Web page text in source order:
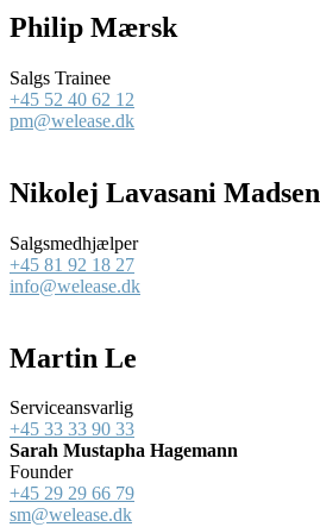
Philip Mærsk
Salgs Trainee
+45 52 40 62 12
pm@welease.dk
Nikolej Lavasani Madsen
Salgsmedhjælper
+45 81 92 18 27
info@welease.dk
Martin Le
Serviceansvarlig
+45 33 33 90 33
Sarah Mustapha Hagemann
Founder
+45 29 29 66 79
sm@welease.dk